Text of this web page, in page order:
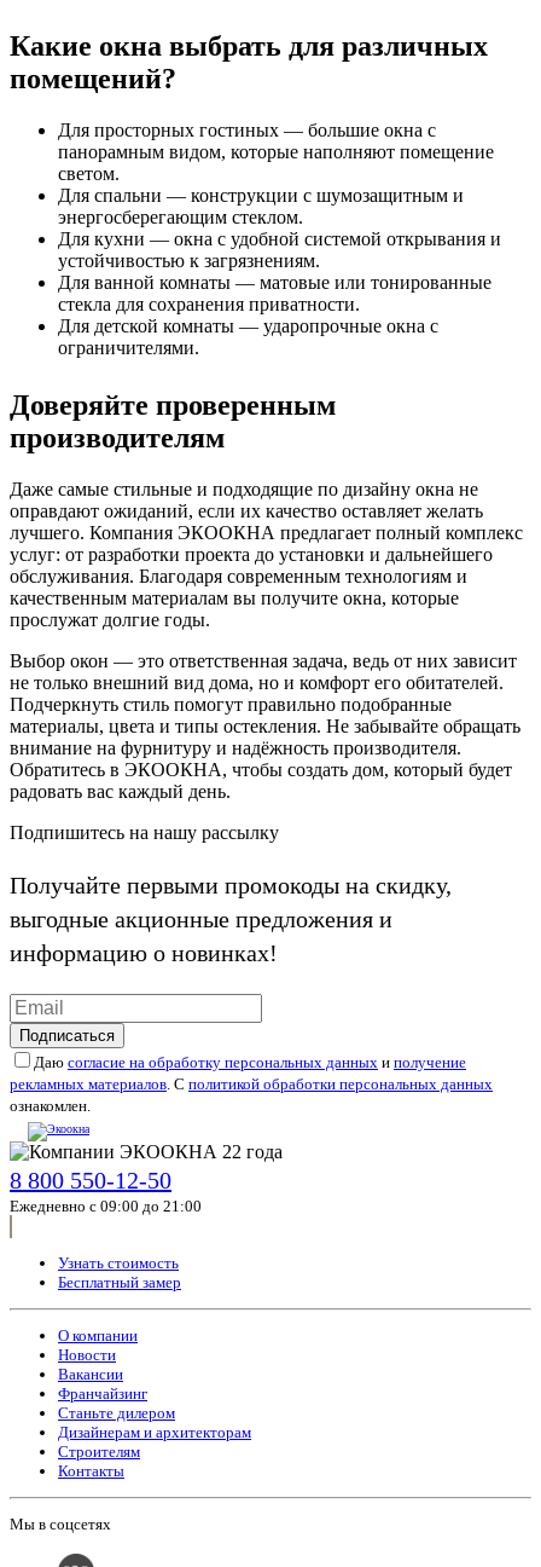
Какие окна выбрать для различных
помещений?
Для просторных гостиных — большие окна с
панорамным видом, которые наполняют помещение
светом.
Для спальни — конструкции с шумозащитным и
энергосберегающим стеклом.
Для кухни — окна с удобной системой открывания и
устойчивостью к загрязнениям.
Для ванной комнаты — матовые или тонированные
стекла для сохранения приватности.
Для детской комнаты — ударопрочные окна с
ограничителями.
Доверяйте проверенным
производителям
Даже самые стильные и подходящие по дизайну окна не
оправдают ожиданий, если их качество оставляет желать
лучшего. Компания ЭКООКНА предлагает полный комплекс
услуг: от разработки проекта до установки и дальнейшего
обслуживания. Благодаря современным технологиям и
качественным материалам вы получите окна, которые
прослужат долгие годы.
Выбор окон — это ответственная задача, ведь от них зависит
не только внешний вид дома, но и комфорт его обитателей.
Подчеркнуть стиль помогут правильно подобранные
материалы, цвета и типы остекления. Не забывайте обращать
внимание на фурнитуру и надёжность производителя.
Обратитесь в ЭКООКНА, чтобы создать дом, который будет
радовать вас каждый день.
Подпишитесь на нашу рассылку
Получайте первыми промокоды на скидку,
выгодные акционные предложения и
информацию о новинках!
Подписаться
Даю согласие на обработку персональных данных и получение
рекламных материалов . С политикой обработки персональных данных
ознакомлен.
8 800 550-12-50
Ежедневно с 09:00 до 21:00
Узнать стоимость
Бесплатный замер
О компании
Новости
Вакансии
Франчайзинг
Станьте дилером
Дизайнерам и архитекторам
Строителям
Контакты
Мы в соцсетях